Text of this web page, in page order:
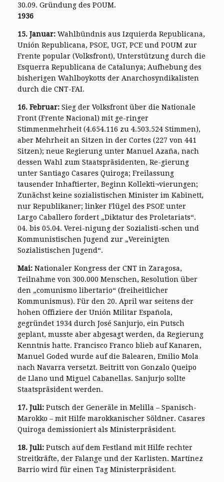
30.09. Gründung des POUM.
1936
15. Januar: Wahlbündnis aus Izquierda Republicana,
Unión Republicana, PSOE, UGT, PCE und POUM zur
Frente popular (Volksfront), Unterstützung durch die
Esquerra Republicana de Catalunya; Aufhebung des
bisherigen Wahlboykotts der Anarchosyndikalisten
durch die CNT-FAI.
16. Februar: Sieg der Volksfront über die Nationale
Front (Frente Nacional) mit ge-ringer
Stimmenmehrheit (4.654.116 zu 4.503.524 Stimmen),
aber Mehrheit an Sitzen in der Cortes (227 von 441
Sitzen); neue Regierung unter Manuel Azaña, nach
dessen Wahl zum Staatspräsidenten, Re-gierung
unter Santiago Casares Quiroga; Freilassung
tausender Inhaftierter, Beginn Kollekti¬vierungen;
Zunächst keine sozialistischen Minister im Kabinett,
nur Republikaner; linker Flügel des PSOE unter
Largo Caballero fordert „Diktatur des Proletariats“.
04. bis 05.04. Verei-nigung der Sozialisti-schen und
Kommunistischen Jugend zur „Vereinigten
Sozialistischen Jugend“.
Mai: Nationaler Kongress der CNT in Zaragosa,
Teilnahme von 300.000 Menschen, Resolution über
den „comunismo libertario“ (freiheitlicher
Kommunismus). Für den 20. April war seitens der
hohen Offiziere der Unión Militar Española,
gegründet 1934 durch José Sanjurjo, ein Putsch
geplant, musste aber abgesagt werden, da Regierung
Kenntnis hatte. Francisco Franco blieb auf Kanaren,
Manuel Goded wurde auf die Balearen, Emilio Mola
nach Navarra versetzt. Beitritt von Gonzalo Queipo
de Llano und Miguel Cabanellas. Sanjurjo sollte
Staatspräsident werden.
17. Juli: Putsch der Generäle in Melilla – Spanisch-
Marokko – mit Hilfe marokkanischer Söldner. Casares
Quiroga demissioniert als Ministerpräsident.
18. Juli: Putsch auf dem Festland mit Hilfe rechter
Streitkräfte, der Falange und der Karlisten. Martínez
Barrio wird für einen Tag Ministerpräsident.